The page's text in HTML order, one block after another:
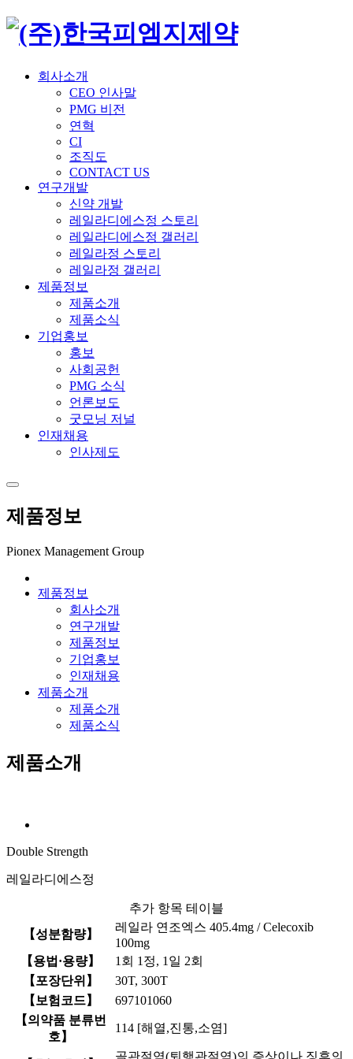
회사소개
CEO 인사말
PMG 비전
연혁
CI
조직도
CONTACT US
연구개발
신약 개발
레일라디에스정 스토리
레일라디에스정 갤러리
레일라정 스토리
레일라정 갤러리
제품정보
제품소개
제품소식
기업홍보
홍보
사회공헌
PMG 소식
언론보도
굿모닝 저널
인재채용
인사제도
제품정보
Pionex Management Group
제품정보
회사소개
연구개발
제품정보
기업홍보
인재채용
제품소개
제품소개
제품소식
제품소개
Double Strength
레일라디에스정
추가 항목 테이블
【성분함량】
레일라 연조엑스 405.4mg / Celecoxib
100mg
【용법·용량】
1회 1정, 1일 2회
【포장단위】
30T, 300T
【보험코드】
697101060
【의약품 분류번
호】
114 [해열,진통,소염]
골관절염(퇴행관절염)의 증상이나 징후의